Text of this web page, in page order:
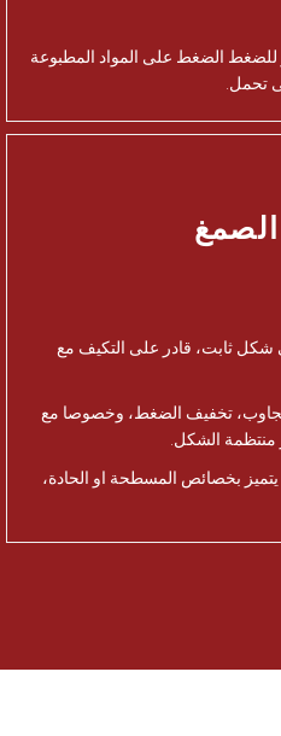
الضغط على المواد المطبوعة
تحمل.
الصمغ
شكل ثابت، قادر على التكيف مع
تخفيف الضغط، وخصوصا مع
الشكل.
بخصائص المسطحة او الحادة،